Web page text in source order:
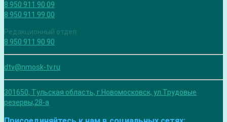
8 950 911 90 09
8 950 911 99 00
Редакционный отдел:
8 950 911 90 90
dtv@nmosk-tv.ru
301650, Тульская область, г.Новомосковск, ул.Трудовые
резервы,28-а